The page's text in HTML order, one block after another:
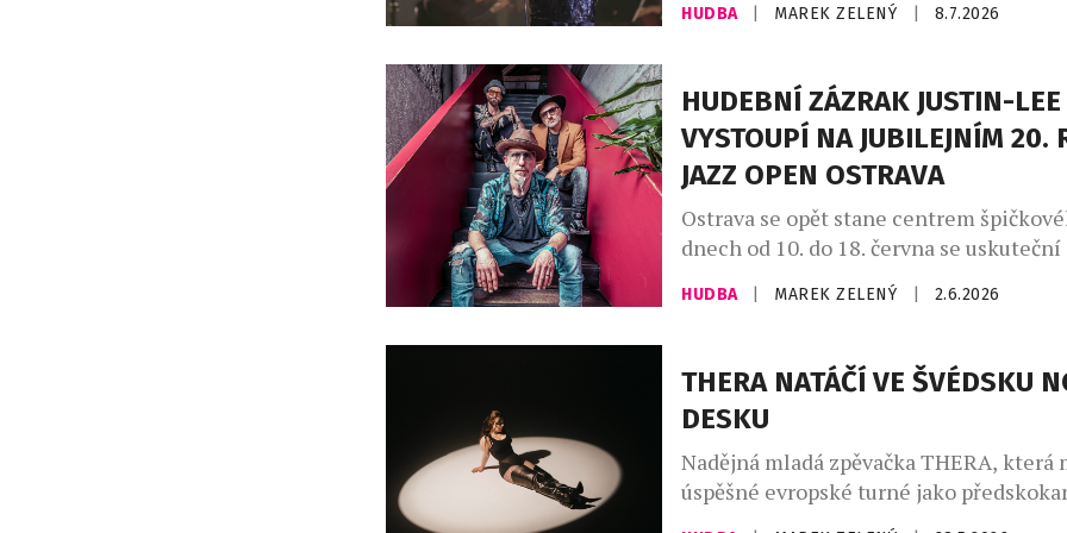
loučila a naznačovala, že jde o její
Jak sama přiznává, bez českých
koncertní život dokáže jen těžko
Mimořádné pouto, které si s
HUDBA MAREK ZELENÝ 8.7.2026
HUDEBNÍ ZÁZRAK JUSTIN-LEE
VYSTOUPÍ NA JUBILEJNÍM 20.
JAZZ OPEN OSTRAVA
Ostrava se opět stane centrem
dnech od 10. do 18. června se uskuteční
20. ročník festivalu, a to díky podpoře
města Ostravy a městských obvodů
s.r.o. a dalších partnerů. I letos nabídne
přehlídku domácích i zahraničních
HUDBA MAREK ZELENÝ 2.6.2026
THERA NATÁČÍ VE ŠVÉDSKU
DESKU
Nadějná mladá zpěvačka THERA, která
úspěšné evropské turné jako
amerického zpěváka Jasona Derula,